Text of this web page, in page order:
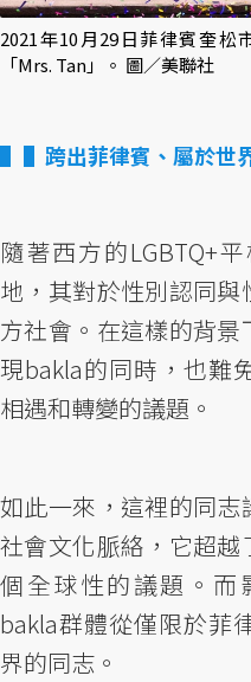
2021年10月29日菲律賓奎松
「Mrs. Tan」。 圖／美聯社
▌跨出菲律賓、屬於世
隨著西方的LGBTQ+
地，其對於性別認同
方社會。在這樣的背
現bakla的同時，也難
相遇和轉變的議題。
如此一來，這裡的同
社會文化脈絡，它超
個全球性的議題。而
bakla群體從僅限於菲
界的同志。